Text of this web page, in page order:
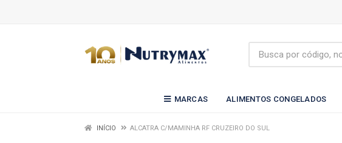
MARCAS ALIMENTOS CONGELADOS
INÍCIO ALCATRA C/MAMINHA RF CRUZEIRO DO SUL